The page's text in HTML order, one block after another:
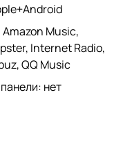
Music,
Internet Radio,
QQ Music
нет